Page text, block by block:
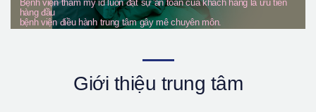
Thẩm mỹ nam giới
Phẫu thuật an toàn
Bệnh viện thẩm mỹ id luôn đặt sự an toàn của khách hàng là ưu tiên
hàng đầu
bệnh viện điều hành trung tâm gây mê chuyên môn.
Giới thiệu trung tâm